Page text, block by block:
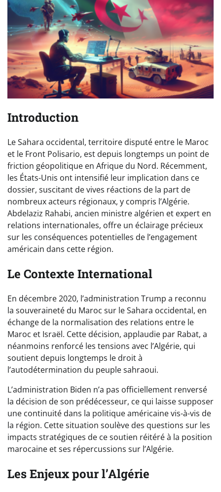
Introduction
Le Sahara occidental, territoire disputé entre le Maroc
et le Front Polisario, est depuis longtemps un point de
friction géopolitique en Afrique du Nord. Récemment,
les États-Unis ont intensifié leur implication dans ce
dossier, suscitant de vives réactions de la part de
nombreux acteurs régionaux, y compris l’Algérie.
Abdelaziz Rahabi, ancien ministre algérien et expert en
relations internationales, offre un éclairage précieux
sur les conséquences potentielles de l’engagement
américain dans cette région.
Le Contexte International
En décembre 2020, l’administration Trump a reconnu
la souveraineté du Maroc sur le Sahara occidental, en
échange de la normalisation des relations entre le
Maroc et Israël. Cette décision, applaudie par Rabat, a
néanmoins renforcé les tensions avec l’Algérie, qui
soutient depuis longtemps le droit à
l’autodétermination du peuple sahraoui.
L’administration Biden n’a pas officiellement renversé
la décision de son prédécesseur, ce qui laisse supposer
une continuité dans la politique américaine vis-à-vis de
la région. Cette situation soulève des questions sur les
impacts stratégiques de ce soutien réitéré à la position
marocaine et ses répercussions sur l’Algérie.
Les Enjeux pour l’Algérie